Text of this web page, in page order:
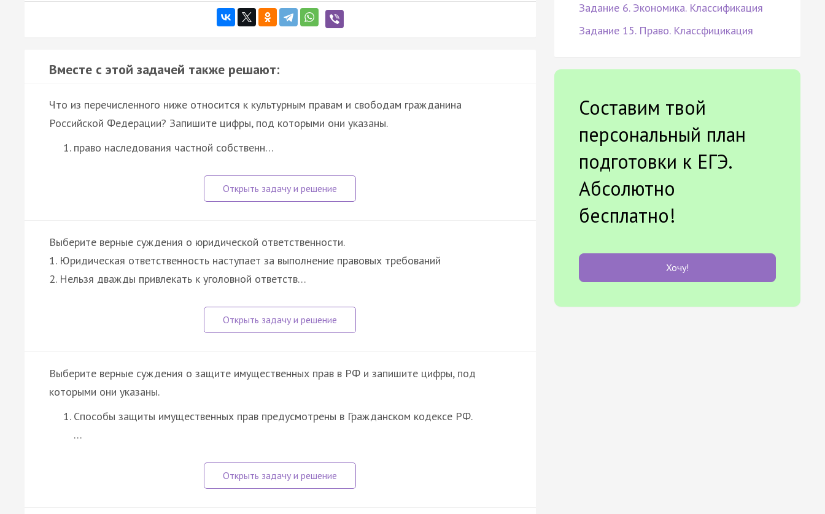
Вместе с этой задачей также решают:
Что из перечисленного ниже относится к культурным правам и свободам гражданина
Российской Федерации? Запишите цифры, под которыми они указаны.
право наследования частной собственн…
Выберите верные суждения о юридической ответственности.
1. Юридическая ответственность наступает за выполнение правовых требований
2. Нельзя дважды привлекать к уголовной ответств…
Выберите верные суждения о защите имущественных прав в РФ и запишите цифры, под
которыми они указаны.
Способы защиты имущественных прав предусмотрены в Гражданском кодексе РФ.
…
Задание 6. Экономика. Классификация
Задание 15. Право. Классфицикация
Составим твой
персональный план
подготовки к ЕГЭ.
Абсолютно
бесплатно!
Хочу!